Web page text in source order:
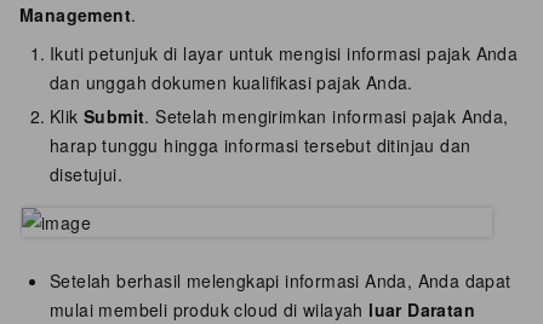
Management.
Ikuti petunjuk di layar untuk mengisi informasi pajak Anda
dan unggah dokumen kualifikasi pajak Anda.
Klik Submit. Setelah mengirimkan informasi pajak Anda,
harap tunggu hingga informasi tersebut ditinjau dan
disetujui.
Setelah berhasil melengkapi informasi Anda, Anda dapat
mulai membeli produk cloud di wilayah luar Daratan